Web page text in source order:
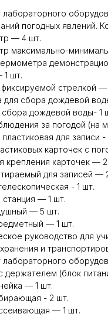
лабораторного
погодных явлений.
— 4 шт.
максимально-
1 шт.
стрелкой —
для сбора дождевой
дождевой воды- 1
за погодой (на
для записи -
карточек с
крепления карточек —
для записей —
- 1 шт.
станция — 1 шт.
— 5 шт.
— 1 шт.
руководство для
и
лабораторного
держателем (блок
— 1 шт.
- 2 шт.
— 1 шт.